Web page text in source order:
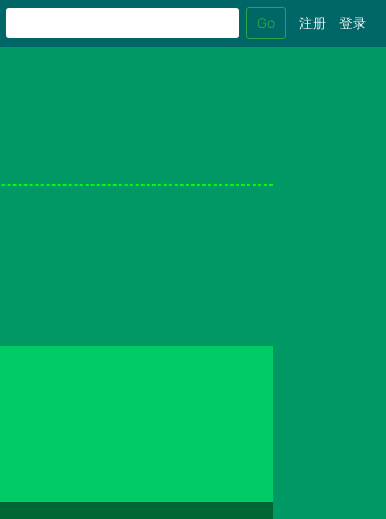
Go 注册 登录